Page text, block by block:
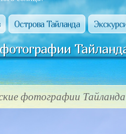
Острова Тайланда
фотографии